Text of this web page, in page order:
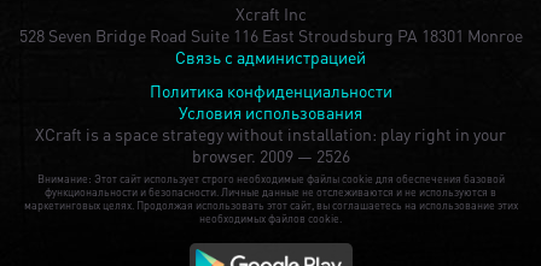
Xcraft Inc
528 Seven Bridge Road Suite 116 East Stroudsburg PA 18301 Monroe
Связь с администрацией
Политика конфиденциальности
Условия использования
XCraft is a space strategy without installation: play right in your
browser. 2009 — 2526
Внимание: Этот сайт использует строго необходимые файлы cookie для обеспечения базовой
функциональности и безопасности. Личные данные не отслеживаются и не используются в
маркетинговых целях. Продолжая использовать этот сайт, вы соглашаетесь на использование этих
необходимых файлов cookie.